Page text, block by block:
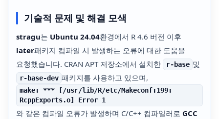
기술적 문제 및 해결 모색
stragu는 Ubuntu 24.04환경에서 R 4.6 버전 이후
later패키지 컴파일 시 발생하는 오류에 대한 도움을
요청했습니다. CRAN APT 저장소에서 설치한
r-base 및
r-base-dev 패키지를 사용하고 있으며,
make: *** [/usr/lib/R/etc/Makeconf:199:
RcppExports.o] Error 1
와 같은 컴파일 오류가 발생하며 C/C++ 컴파일러로 GCC